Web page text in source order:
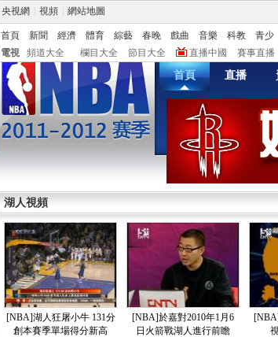
央視網 視頻 網站地圖
首頁 新聞 經濟 體育 綜藝 春晚 戲曲 音樂 科教 青少
電視
頻道大全 欄目大全 節目大全 直播中國 賽事直播
首頁 直播
湖人視頻
[NBA]湖人狂屠小牛 131分
創本賽季單場得分新高
[NBA]於嘉對2010年1月6
日火箭戰湖人進行前瞻